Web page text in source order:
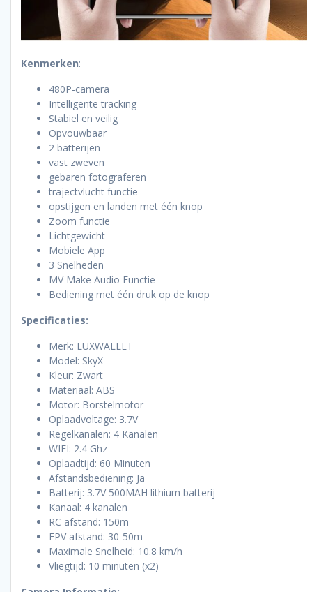
Kenmerken:
480P-camera
Intelligente tracking
Stabiel en veilig
Opvouwbaar
2 batterijen
vast zweven
gebaren fotograferen
trajectvlucht functie
opstijgen en landen met één knop
Zoom functie
Lichtgewicht
Mobiele App
3 Snelheden
MV Make Audio Functie
Bediening met één druk op de knop
Specificaties:
Merk: LUXWALLET
Model: SkyX
Kleur: Zwart
Materiaal: ABS
Motor: Borstelmotor
Oplaadvoltage: 3.7V
Regelkanalen: 4 Kanalen
WIFI: 2.4 Ghz
Oplaadtijd: 60 Minuten
Afstandsbediening: Ja
Batterij: 3.7V 500MAH lithium batterij
Kanaal: 4 kanalen
RC afstand: 150m
FPV afstand: 30-50m
Maximale Snelheid: 10.8 km/h
Vliegtijd: 10 minuten (x2)